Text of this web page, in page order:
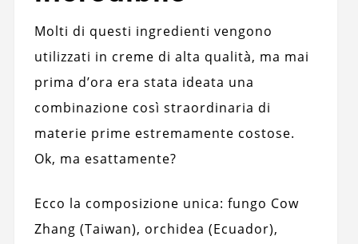
Molti di questi ingredienti vengono
utilizzati in creme di alta qualità, ma mai
prima d’ora era stata ideata una
combinazione così straordinaria di
materie prime estremamente costose.
Ok, ma esattamente?
Ecco la composizione unica: fungo Cow
Zhang (Taiwan), orchidea (Ecuador),